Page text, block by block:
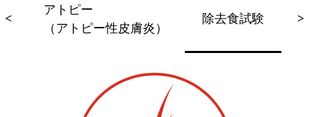
< >
アトピー
（アトピー性皮膚炎）
除去食試験